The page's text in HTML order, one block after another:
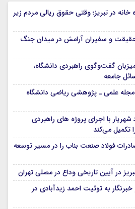
خانه در تبریز؛ وقتی حقوق ریالی مردم زیر
حقیقت و سفیران آرامش در میدان جنگ
گفت‌وگوی راهبردی دانشگاه،
جامعه
علمی ـ پژوهشی ریاضی دانشگاه
با اجرای پروژه های راهبردی
تکمیل می‌کند
برابری صادرات فولاد صنعت بناب را در مسیر توسعه
در آیین تاریخی وداع در مصلی تهران
به توئیت احمد زیدآبادی در